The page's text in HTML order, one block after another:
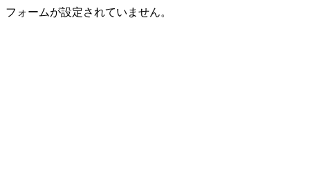
フォームが設定されていません。